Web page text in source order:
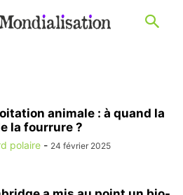
animale : à quand la
la fourrure ?
polaire - 24 février 2025